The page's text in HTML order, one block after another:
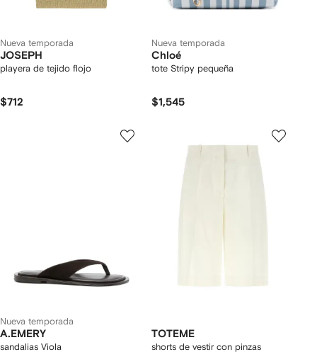
Nueva temporada
JOSEPH
playera de tejido flojo
$712
Nueva temporada
Chloé
tote Stripy pequeña
$1,545
Nueva temporada
A.EMERY
sandalias Viola
TOTEME
shorts de vestir con pinzas